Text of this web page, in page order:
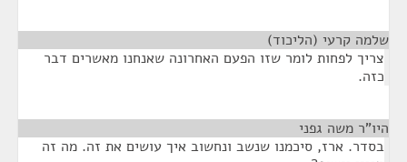
שלמה קרעי (הליכוד)
צריך לפחות לומר שזו הפעם האחרונה שאנחנו מאשרים דבר
כזה.
היו"ר משה גפני
בסדר. ארז, סיכמנו שנשב ונחשוב איך עושים את זה. מה זה